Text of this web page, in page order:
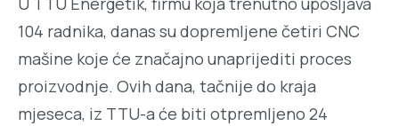
104 radnika, danas su dopremljene četiri CNC
mašine koje će značajno unaprijediti proces
proizvodnje. Ovih dana, tačnije do kraja
mjeseca, iz TTU-a će biti otpremljeno 24